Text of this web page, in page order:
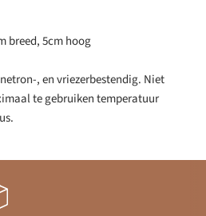
breed, 5cm hoog
, en vriezerbestendig. Niet
te gebruiken temperatuur